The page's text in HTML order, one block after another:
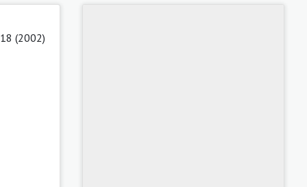
(2002)